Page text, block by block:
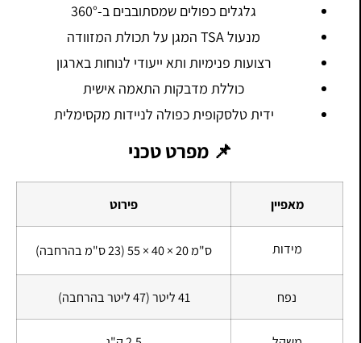
גלגלים כפולים שמסתובבים ב-360°
מנעול TSA המגן על תכולת המזוודה
רצועות פנימיות ותא ייעודי לנוחות בארגון
כוללת מדבקות התאמה אישית
ידית טלסקופית כפולה לניידות מקסימלית
📌 מפרט טכני
מאפיין פירוט
מידות 55 × 40 × 20 ס"מ (23 ס"מ בהרחבה)
נפח 41 ליטר (47 ליטר בהרחבה)